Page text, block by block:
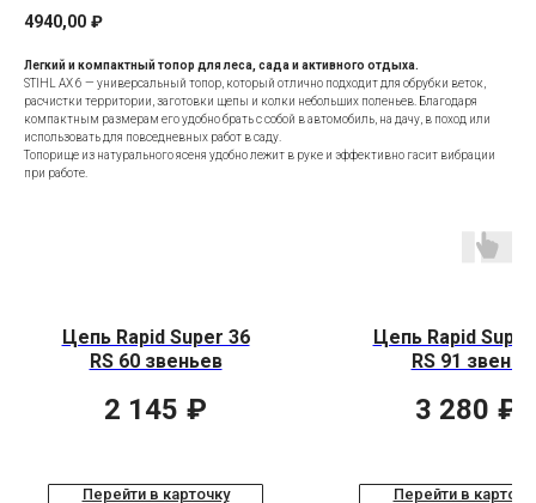
4940,00 ₽
Легкий и компактный топор для леса, сада и активного отдыха.
STIHL AX 6 — универсальный топор, который отлично подходит для обрубки веток,
расчистки территории, заготовки щепы и колки небольших поленьев. Благодаря
компактным размерам его удобно брать с собой в автомобиль, на дачу, в поход или
использовать для повседневных работ в саду.
Топорище из натурального ясеня удобно лежит в руке и эффективно гасит вибрации
при работе.
Цепь Rapid Super 36
RS 60 звеньев
2 145 ₽
Перейти в карточку
Цепь Rapid
RS 91 звено
3 280 ₽
Перейти в